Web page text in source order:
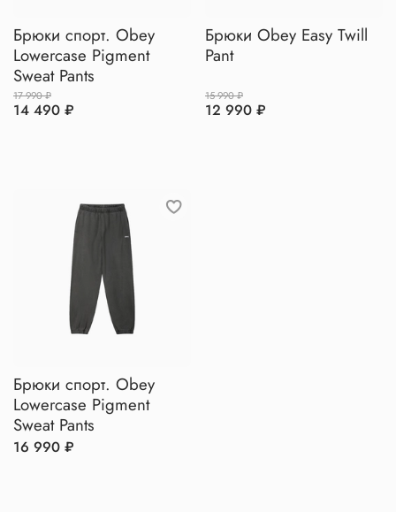
Брюки спорт. Obey
Lowercase Pigment
Sweat Pants
17 990 ₽
14 490 ₽
Брюки Obey Easy Twill
Pant
15 990 ₽
12 990 ₽
Брюки спорт. Obey
Lowercase Pigment
Sweat Pants
16 990 ₽